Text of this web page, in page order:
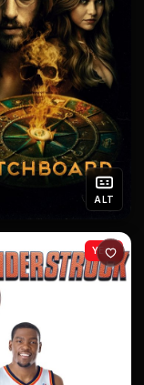
ALT
YENİ